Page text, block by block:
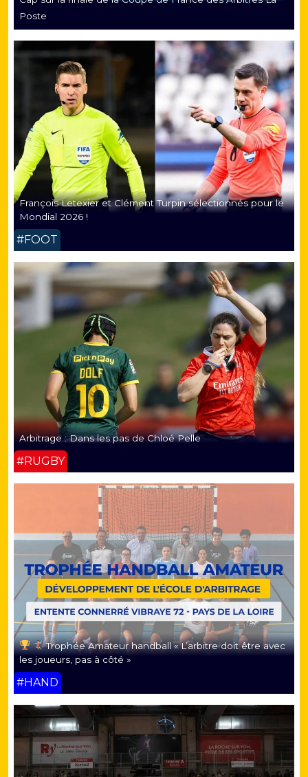
Poste
François Letexier et Clément Turpin sélectionnés pour le
Mondial 2026 !
#FOOT
Arbitrage : Dans les pas de Chloé Pelle
#RUGBY
Trophée Amateur handball « L’arbitre doit être avec
les joueurs, pas à côté »
#HAND